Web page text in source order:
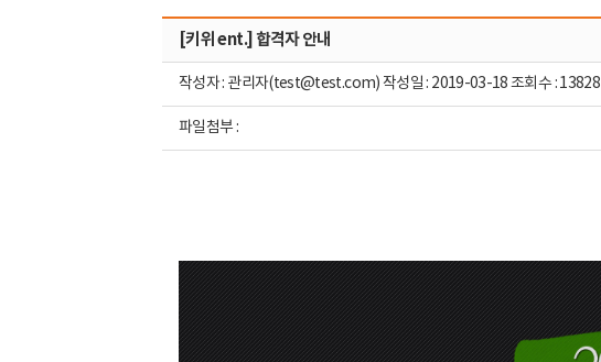
[키위 ent.] 합격자 안내
작성자 : 관리자(test@test.com) 작성일 : 2019-03-18 조회수 : 13828
파일첨부 :